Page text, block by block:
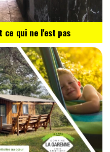
ce qui ne l'est pas